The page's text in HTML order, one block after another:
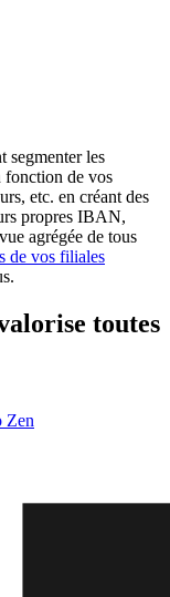
segmenter les
fonction de vos
etc. en créant des
propres IBAN,
agrégée de tous
de vos filiales
toutes
Zen